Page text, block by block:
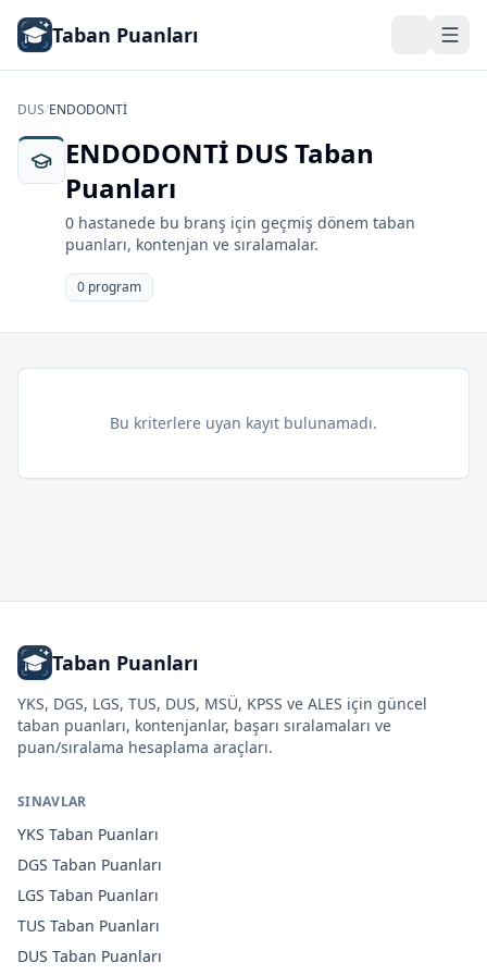
Taban Puanları
DUS/ENDODONTİ
ENDODONTİ DUS Taban
Puanları
0 hastanede bu branş için geçmiş dönem taban
puanları, kontenjan ve sıralamalar.
0 program
Bu kriterlere uyan kayıt bulunamadı.
Taban Puanları
YKS, DGS, LGS, TUS, DUS, MSÜ, KPSS ve ALES için güncel
taban puanları, kontenjanlar, başarı sıralamaları ve
puan/sıralama hesaplama araçları.
SINAVLAR
YKS Taban Puanları
DGS Taban Puanları
LGS Taban Puanları
TUS Taban Puanları
DUS Taban Puanları